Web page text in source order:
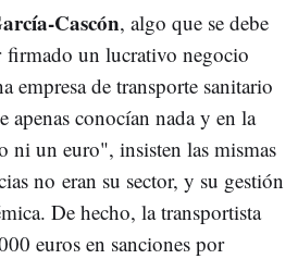
Cascón, algo que se debe
firmado un lucrativo negocio
empresa de transporte sanitario
apenas conocían nada y en la
ni un euro", insisten las mismas
no eran su sector, y su gestión
De hecho, la transportista
euros en sanciones por